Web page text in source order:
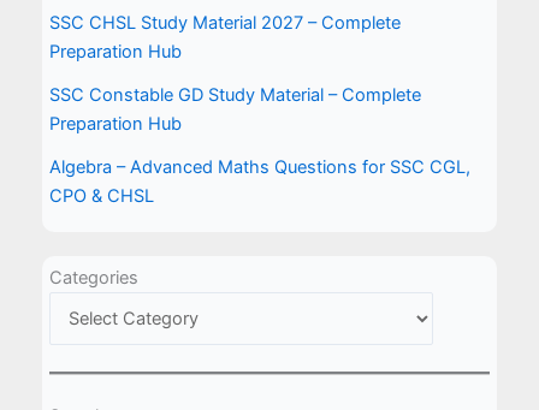
SSC CHSL Study Material 2027 – Complete
Preparation Hub
SSC Constable GD Study Material – Complete
Preparation Hub
Algebra – Advanced Maths Questions for SSC CGL,
CPO & CHSL
Categories